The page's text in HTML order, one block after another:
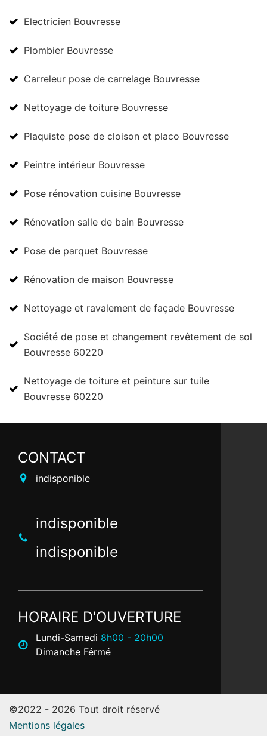
Electricien Bouvresse
Plombier Bouvresse
Carreleur pose de carrelage Bouvresse
Nettoyage de toiture Bouvresse
Plaquiste pose de cloison et placo Bouvresse
Peintre intérieur Bouvresse
Pose rénovation cuisine Bouvresse
Rénovation salle de bain Bouvresse
Pose de parquet Bouvresse
Rénovation de maison Bouvresse
Nettoyage et ravalement de façade Bouvresse
Société de pose et changement revêtement de sol
Bouvresse 60220
Nettoyage de toiture et peinture sur tuile
Bouvresse 60220
CONTACT
indisponible
indisponible
indisponible
HORAIRE D'OUVERTURE
Lundi-Samedi 8h00 - 20h00
Dimanche Férmé
©2022 - 2026 Tout droit réservé
Mentions légales